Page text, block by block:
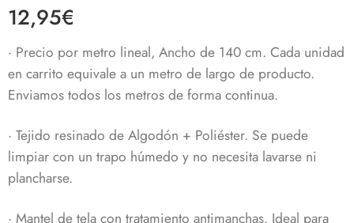
12,95€
· Precio por metro lineal, Ancho de 140 cm. Cada unidad
en carrito equivale a un metro de largo de producto.
Enviamos todos los metros de forma continua.
· Tejido resinado de Algodón + Poliéster. Se puede
limpiar con un trapo húmedo y no necesita lavarse ni
plancharse.
· Mantel de tela con tratamiento antimanchas. Ideal para